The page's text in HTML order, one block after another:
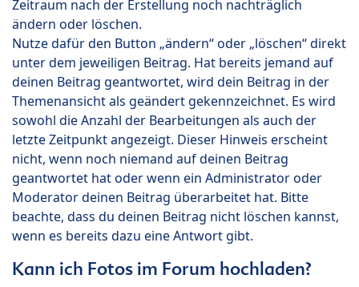
Zeitraum nach der Erstellung noch nachträglich
ändern oder löschen.
Nutze dafür den Button „ändern“ oder „löschen“ direkt
unter dem jeweiligen Beitrag. Hat bereits jemand auf
deinen Beitrag geantwortet, wird dein Beitrag in der
Themenansicht als geändert gekennzeichnet. Es wird
sowohl die Anzahl der Bearbeitungen als auch der
letzte Zeitpunkt angezeigt. Dieser Hinweis erscheint
nicht, wenn noch niemand auf deinen Beitrag
geantwortet hat oder wenn ein Administrator oder
Moderator deinen Beitrag überarbeitet hat. Bitte
beachte, dass du deinen Beitrag nicht löschen kannst,
wenn es bereits dazu eine Antwort gibt.
Kann ich Fotos im Forum hochladen?